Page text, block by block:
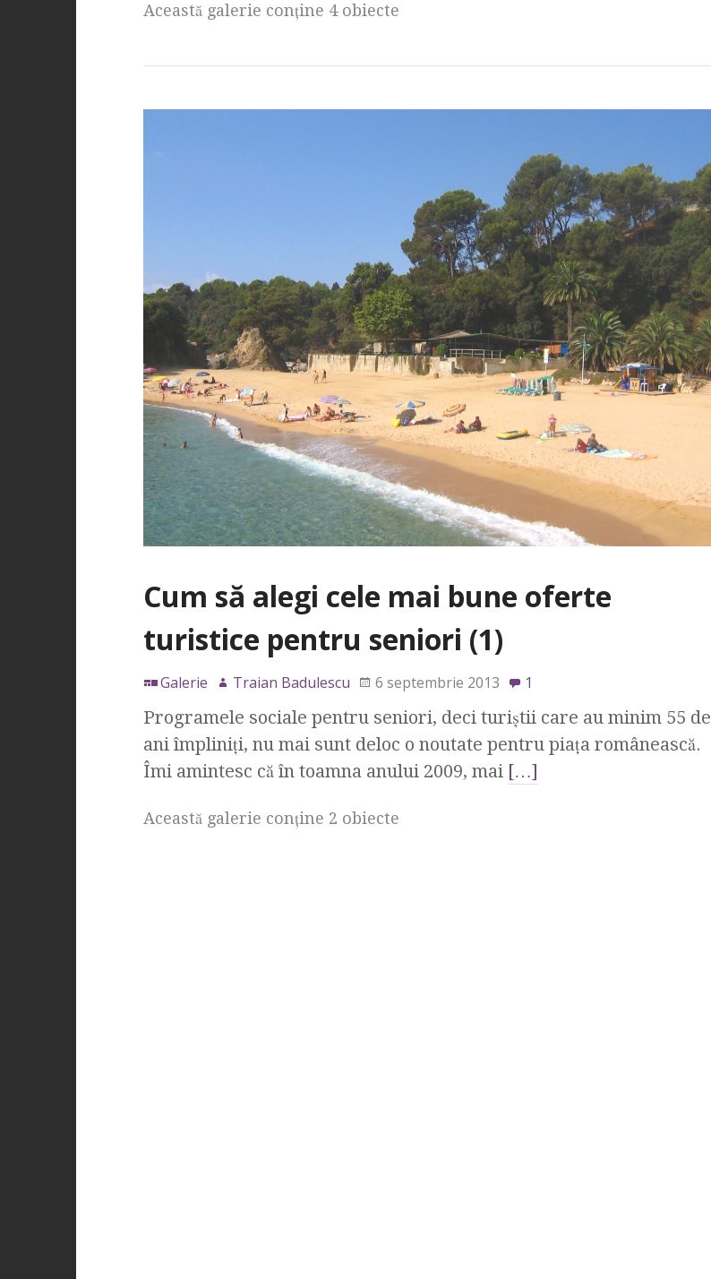
Această galerie conţine 4 obiecte
Cum să alegi cele mai bune oferte
turistice pentru seniori (1)
Galerie Traian Badulescu 6 septembrie 2013 1
Programele sociale pentru seniori, deci turiştii care au minim 55 de
ani împliniţi, nu mai sunt deloc o noutate pentru piaţa românească.
Îmi amintesc că în toamna anului 2009, mai […]
Această galerie conţine 2 obiecte